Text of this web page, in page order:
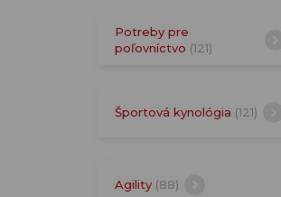
Potreby pre
poľovníctvo (121)
Športová kynológia (121)
Agility (88)